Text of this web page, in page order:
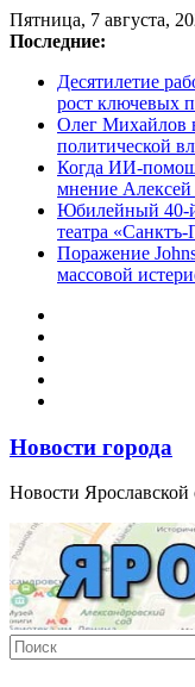
Перейти
к
Пятница, 7 августа,
Последние:
Десятилетие
рост ключевых
Олег Михайлов
политической
Когда ИИ-
мнение Алексей
Юбилейный 40-й
театра
Поражение
массовой
Новости города
Новости Ярославской